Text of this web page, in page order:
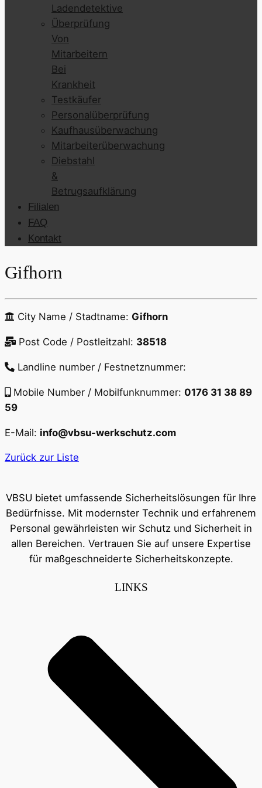
Ladendetektive
Überprüfung
Von
Mitarbeitern
Bei
Krankheit
Testkäufer
Personalüberprüfung
Kaufhausüberwachung
Mitarbeiterüberwachung
Diebstahl
&
Betrugsaufklärung
Filialen
FAQ
Kontakt
Gifhorn
City Name / Stadtname: Gifhorn
Post Code / Postleitzahl: 38518
Landline number / Festnetznummer:
Mobile Number / Mobilfunknummer: 0176 31 38 89
59
E-Mail: info@vbsu-werkschutz.com
Zurück zur Liste
VBSU bietet umfassende Sicherheitslösungen für Ihre
Bedürfnisse. Mit modernster Technik und erfahrenem
Personal gewährleisten wir Schutz und Sicherheit in
allen Bereichen. Vertrauen Sie auf unsere Expertise
für maßgeschneiderte Sicherheitskonzepte.
LINKS